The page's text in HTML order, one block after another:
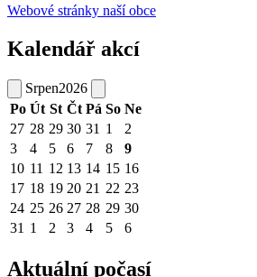
Webové stránky naší obce
Kalendář akcí
Srpen2026
Po Út St Čt Pá So Ne
27 28 29 30 31 1
2
3
4 5 6 7 8
9
10 11 12 13 14 15 16
17 18 19 20 21 22 23
24 25 26 27 28 29 30
31 1 2 3 4 5 6
Aktuální počasí